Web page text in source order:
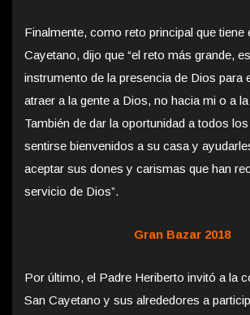
Finalmente, como reto principal que tiene
Cayetano, dijo que “el reto más grande,
instrumento de la presencia de Dios para
atraer a la gente a Dios, no hacia mi o a
También de dar la oportunidad a todos
sentirse bienvenidos a su casa y
aceptar sus dones y carismas que han
servicio de Dios”.
Gran Bazar 2018
Por último, el Padre Heriberto invitó a la
San Cayetano y sus alrededores a